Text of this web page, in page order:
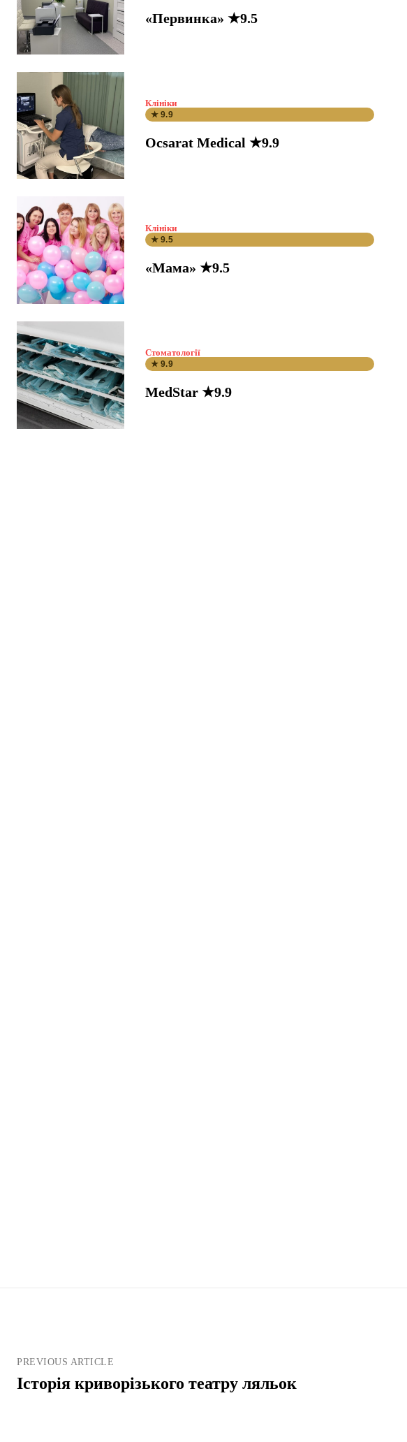
«Первинка» ★9.5
Клініки
★ 9.9
Ocsarat Medical ★9.9
Клініки
★ 9.5
«Мама» ★9.5
Стоматології
★ 9.9
MedStar ★9.9
PREVIOUS ARTICLE
Історія криворізького театру ляльок